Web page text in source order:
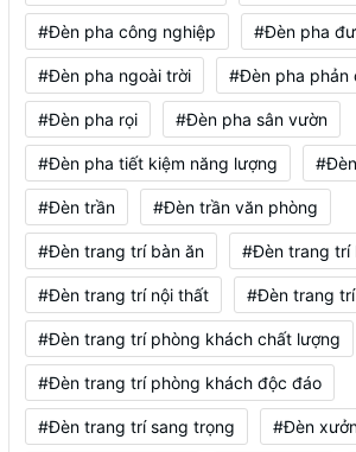
#Đèn pha công nghiệp #Đèn pha
#Đèn pha ngoài trời #Đèn pha phản
#Đèn pha rọi #Đèn pha sân vườn
#Đèn pha tiết kiệm năng lượng
#Đèn trần #Đèn trần văn phòng
#Đèn trang trí bàn ăn #Đèn trang trí
#Đèn trang trí nội thất #Đèn trang
#Đèn trang trí phòng khách chất lượng
#Đèn trang trí phòng khách độc đáo
#Đèn trang trí sang trọng #Đèn